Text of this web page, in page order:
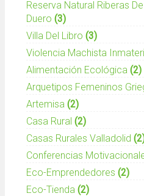
Reserva Natural Riberas
Duero (3)
Villa Del Libro (3)
Violencia Machista
Alimentación Ecológica (2)
Arquetipos Femeninos
Artemisa (2)
Casa Rural (2)
Casas Rurales Valladolid
Conferencias
Eco-Emprendedores (2)
Eco-Tienda (2)